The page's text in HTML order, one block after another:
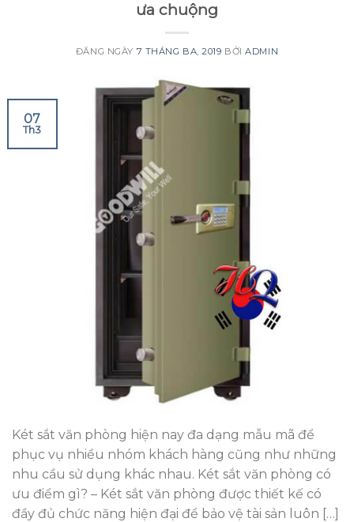
ưa chuộng
ĐĂNG NGÀY 7 THÁNG BA, 2019 BỞIADMIN
07
Th3
Két sắt văn phòng hiện nay đa dạng mẫu mã để
phục vụ nhiều nhóm khách hàng cũng như những
nhu cầu sử dụng khác nhau. Két sắt văn phòng có
ưu điểm gì? – Két sắt văn phòng được thiết kế có
đầy đủ chức năng hiện đại để bảo vệ tài sản luôn […]